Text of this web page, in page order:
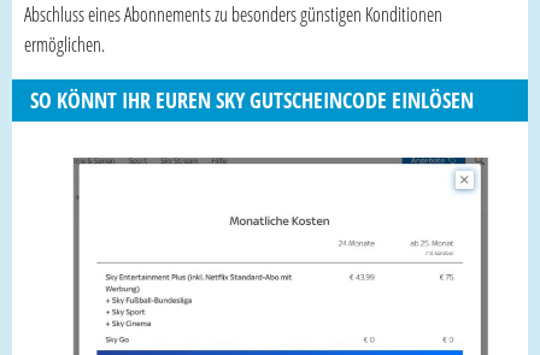
Abschluss eines Abonnements zu besonders günstigen Konditionen
ermöglichen.
SO KÖNNT IHR EUREN SKY GUTSCHEINCODE EINLÖSEN